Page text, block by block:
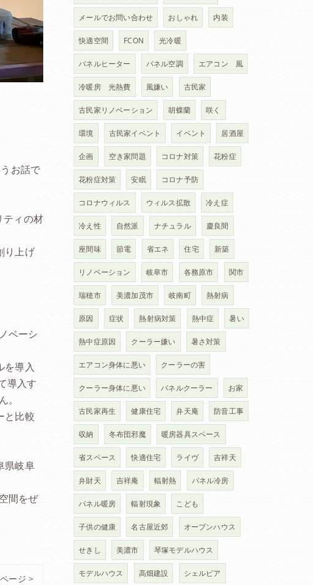
お話で
ティの材
り上げ
ベーシ
を導入
導入す
と比較
県岐阜
間をぜ
ージ >
メールでお問い合わせ おしゃれ 内装
快適空間 FCON 光冷暖
パネルヒーター パネル空調 エアコン 風
冷暖房 光熱費 風嫌い 古民家
古民家リノベーション 胡蝶蘭 咲く
環境 古民家イベント イベント 居酒屋
企画 空き家問題 コロナ対策 花粉症
花粉症対策 安眠 コロナ予防
コロナウィルス ウィルス拡散 冷え症
冷え性 自然派 ナチュラル 慶良間
座間味 節電 省エネ 住宅 新築
リノベーション 岐阜市 各務原市 関市
瑞穂市 美濃加茂市 岐南町 熱射病
原因 症状 熱射病対策 熱中症 暑い
熱中症原因 クーラー嫌い 暑さ対策
エアコン身体に悪い クーラーの害
クーラー身体に悪い パネルクーラー お家
古民家再生 健康住宅 弁天庵 防音工事
収納 冬布団邪魔 暖房器具スペース
省スペース 快適住宅 ライヴ 吉祥天
弁財天 吉祥庵 輻射熱 パネル冷房
パネル暖房 輻射現象 こども
子供の健康 名古屋近郊 オープンハウス
せきし 美濃市 琴塚モデルハウス
モデルハウス 高畑建設 シェルピア